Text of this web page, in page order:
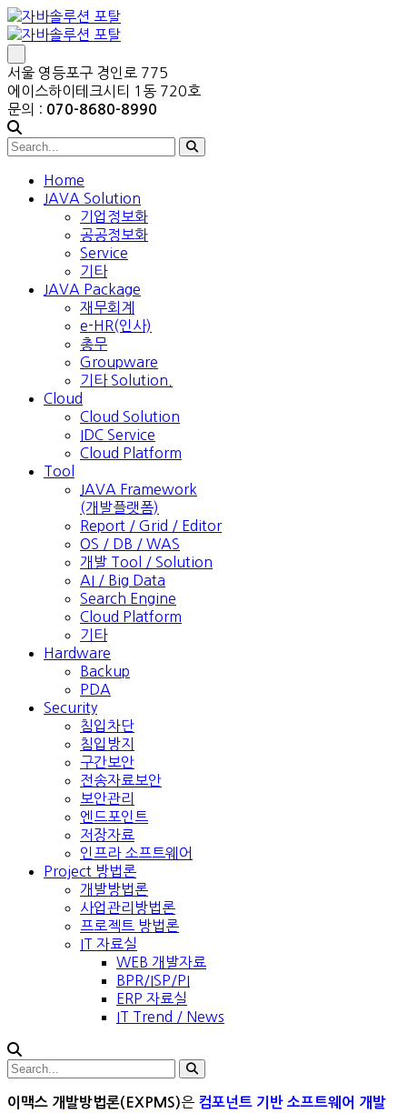
서울 영등포구 경인로 775
에이스하이테크시티 1동 720호
문의 : 070-8680-8990
Home
JAVA Solution
기업정보화
공공정보화
Service
기타
JAVA Package
재무회계
e-HR(인사)
총무
Groupware
기타 Solution.
Cloud
Cloud Solution
IDC Service
Cloud Platform
Tool
JAVA Framework
(개발플랫폼)
Report / Grid / Editor
OS / DB / WAS
개발 Tool / Solution
AI / Big Data
Search Engine
Cloud Platform
기타
Hardware
Backup
PDA
Security
침입차단
침입방지
구간보안
전송자료보안
보안관리
엔드포인트
저장자료
인프라 소프트웨어
Project 방법론
개발방법론
사업관리방법론
프로젝트 방법론
IT 자료실
WEB 개발자료
BPR/ISP/PI
ERP 자료실
IT Trend / News
이맥스 개발방법론(EXPMS)은 컴포넌트 기반 소프트웨어 개발